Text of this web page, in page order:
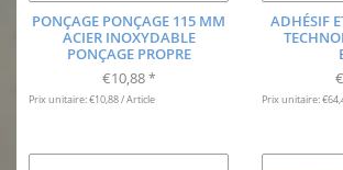
PONÇAGE PONÇAGE 115 MM
ACIER INOXYDABLE
PONÇAGE PROPRE
€10,88 *
Prix unitaire: €10,88 / Article
ADHÉSIF
Prix unitaire: